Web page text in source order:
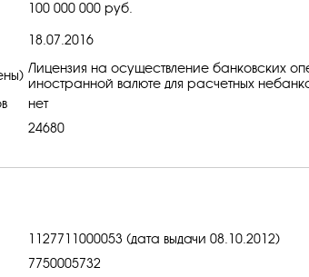
100 000 000 руб.
18.07.2016
Лицензия на осуществление банковских
иностранной валюте для расчетных
нет
24680
1127711000053 (дата выдачи 08.10.2012)
7750005732